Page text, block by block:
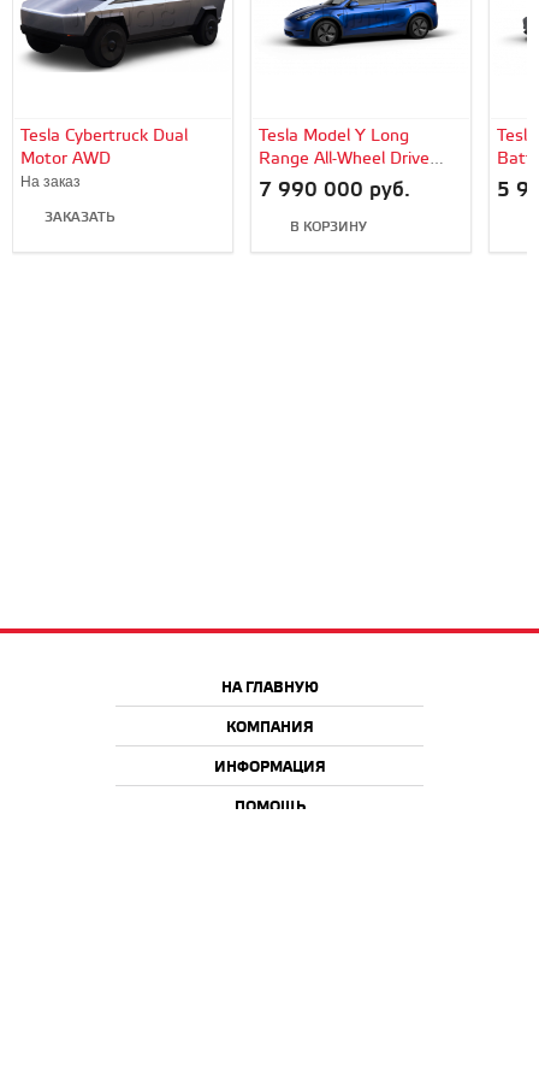
Tesla Cybertruck Dual
Motor AWD
На заказ
ЗАКАЗАТЬ
Tesla Model Y Long
Range All-Wheel Drive
Blue Metallic
7 990 000 руб.
В КОРЗИНУ
5
НА ГЛАВНУЮ
КОМПАНИЯ
ИНФОРМАЦИЯ
ПОМОЩЬ